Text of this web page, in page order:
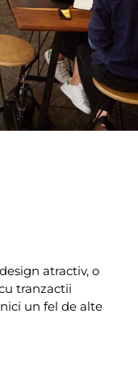
atractiv, o
tranzactii
un fel de alte